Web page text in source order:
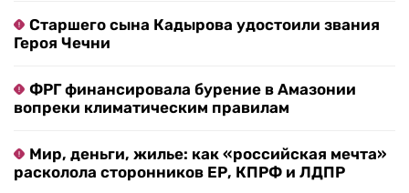
Старшего сына Кадырова удостоили звания
Героя Чечни
ФРГ финансировала бурение в Амазонии
вопреки климатическим правилам
Мир, деньги, жилье: как «российская мечта»
расколола сторонников ЕР, КПРФ и ЛДПР